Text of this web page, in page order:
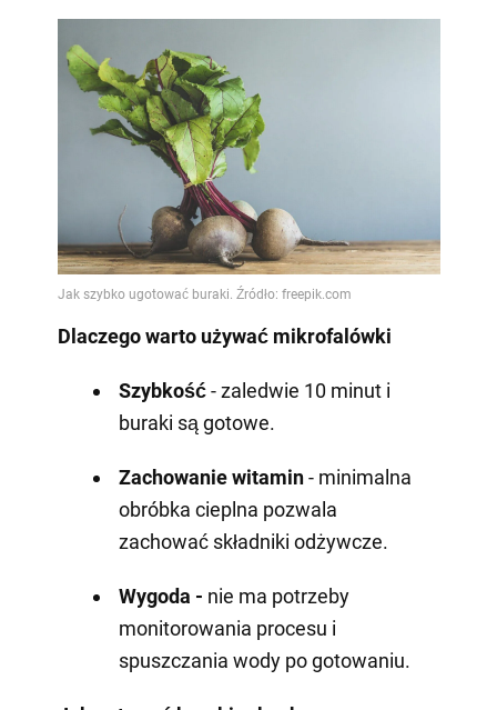
Dlaczego warto używać mikrofalówki
Szybkość- zaledwie 10 minut i
buraki są gotowe.
Zachowanie witamin- minimalna
obróbka cieplna pozwala
zachować składniki odżywcze.
Wygoda - nie ma potrzeby
monitorowania procesu i
spuszczania wody po gotowaniu.